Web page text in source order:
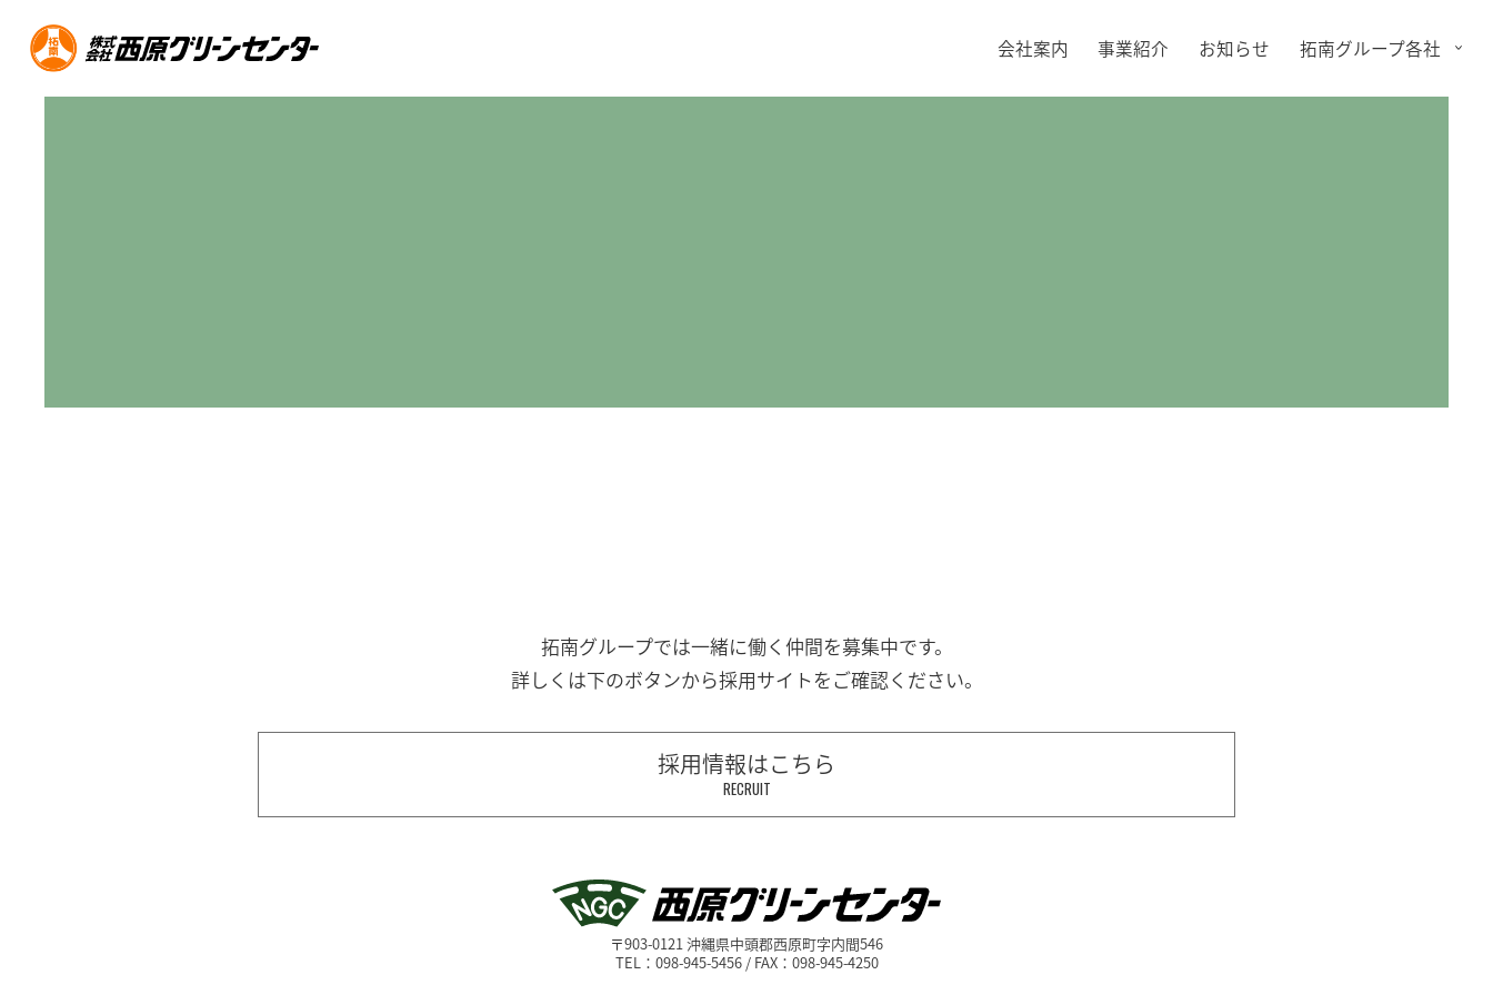
会社案内 事業紹介 お知らせ 拓南グループ各社
拓南グループでは一緒に働く 仲間を募集中です。
詳しくは下のボタンから採用サイトをご確認ください。
採用情報はこちら
RECRUIT
〒903-0121 沖縄県中頭郡西原町字内間546
TEL：098-945-5456 / FAX：098-945-4250